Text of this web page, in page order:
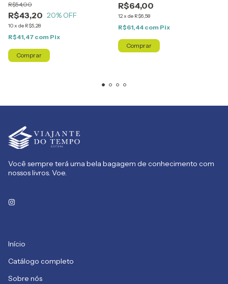
R$43,20
R$54,00
20% OFF
10x de R$5,28
R$41,47 com Pix
R$64,00
12x de R$6,58
R$61,44 com Pix
Você sempre terá uma bela bagagem de conhecimento com
nossos livros. Voe.
Início
Catálogo completo
Sobre nós